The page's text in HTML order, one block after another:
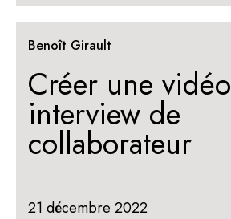
Benoît Girault
Créer une vidéo
interview de
collaborateur
21 décembre 2022